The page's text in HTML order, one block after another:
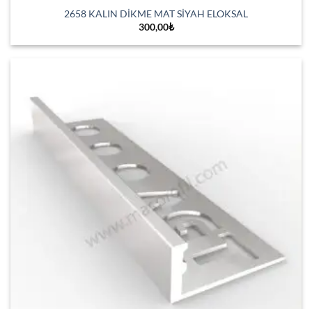
2658 KALIN DİKME MAT SİYAH ELOKSAL
300,00₺